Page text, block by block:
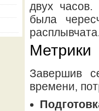
двух
была
Метрики
Завершив
времени,